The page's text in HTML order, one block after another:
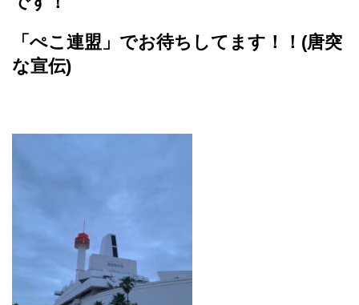
「ぺこ連盟」でお待ちしてます！！(唐突
な宣伝)